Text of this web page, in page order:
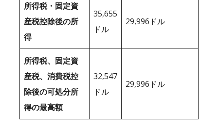
所得税・固定資
産税控除後の所
得
35,655
ドル
29,996ドル
所得税、固定資
産税、消費税控
除後の可処分所
得の最高額
32,547
ドル
29,996ドル